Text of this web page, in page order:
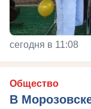
сегодня в 11:08
Общество
В